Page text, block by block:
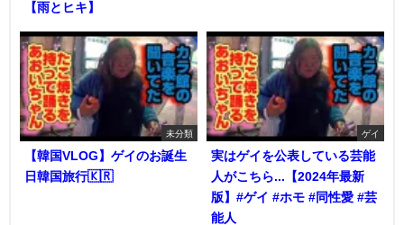
【雨とヒキ】
未分類
【韓国VLOG】ゲイのお誕生
日韓国旅行🇰🇷
ゲイ
実はゲイを公表している芸能
人がこちら...【2024年最新
版】#ゲイ #ホモ #同性愛 #芸
能人